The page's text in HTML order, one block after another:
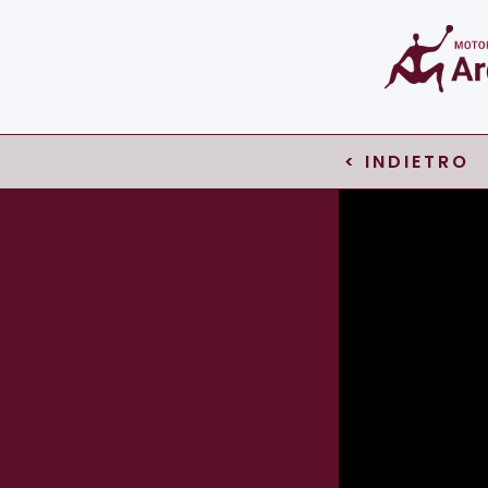
< INDIETRO